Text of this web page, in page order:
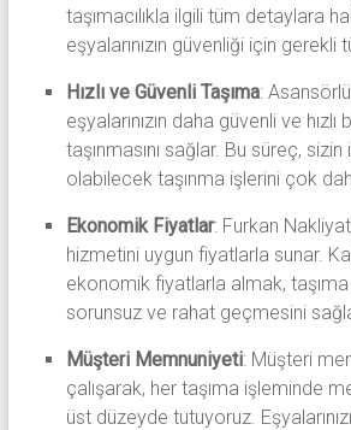
taşımacılıkla ilgili tüm detaylara
eşyalarınızın güvenliği için gerekli
Hızlı ve Güvenli Taşıma: Asansörlü
eşyalarınızın daha güvenli ve hızlı
taşınmasını sağlar. Bu süreç,
olabilecek taşınma işlerini çok
Ekonomik Fiyatlar: Furkan
hizmetini uygun fiyatlarla sunar.
ekonomik fiyatlarla almak,
sorunsuz ve rahat geçmesini
Müşteri Memnuniyeti: Müşteri
çalışarak, her taşıma işleminde
üst düzeyde tutuyoruz.